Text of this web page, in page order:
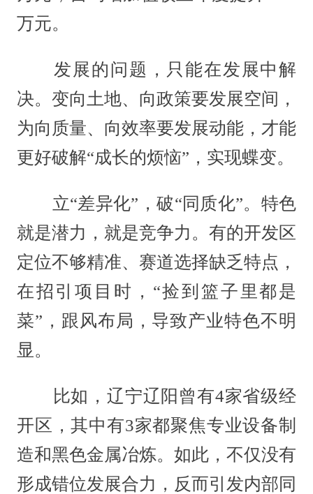
万元。
发展的问题，只能在发展中解
决。变向土地、向政策要发展空间，
为向质量、向效率要发展动能，才能
更好破解“成长的烦恼”，实现蝶变。
立“差异化”，破“同质化”。特色
就是潜力，就是竞争力。有的开发区
定位不够精准、赛道选择缺乏特点，
在招引项目时，“捡到篮子里都是
菜”，跟风布局，导致产业特色不明
显。
比如，辽宁辽阳曾有4家省级经
开区，其中有3家都聚焦专业设备制
造和黑色金属冶炼。如此，不仅没有
形成错位发展合力，反而引发内部同